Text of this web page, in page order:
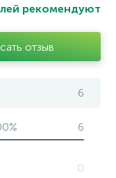
рекомендуют
отзыв
6
6
0